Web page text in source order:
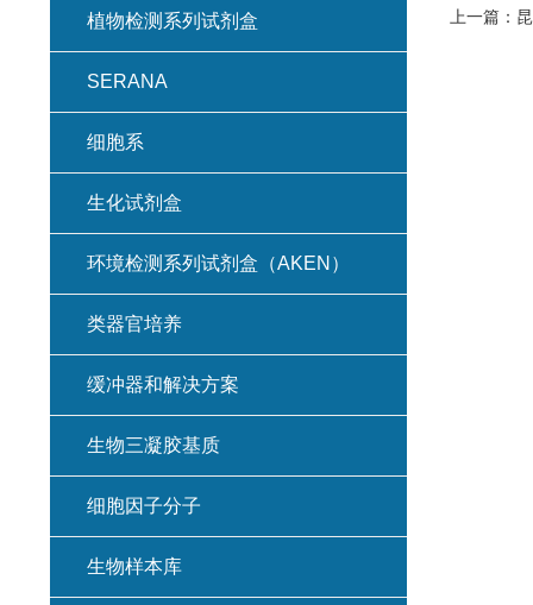
上一篇：
植物检测系列试剂盒
SERANA
细胞系
生化试剂盒
环境检测系列试剂盒（AKEN）
类器官培养
缓冲器和解决方案
生物三凝胶基质
细胞因子分子
生物样本库